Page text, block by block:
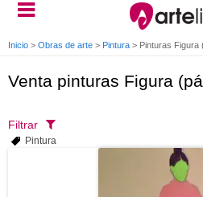
Inicio > Obras de arte > Pintura > Pinturas Figura
Venta pinturas Figura
Filtrar
Pintura